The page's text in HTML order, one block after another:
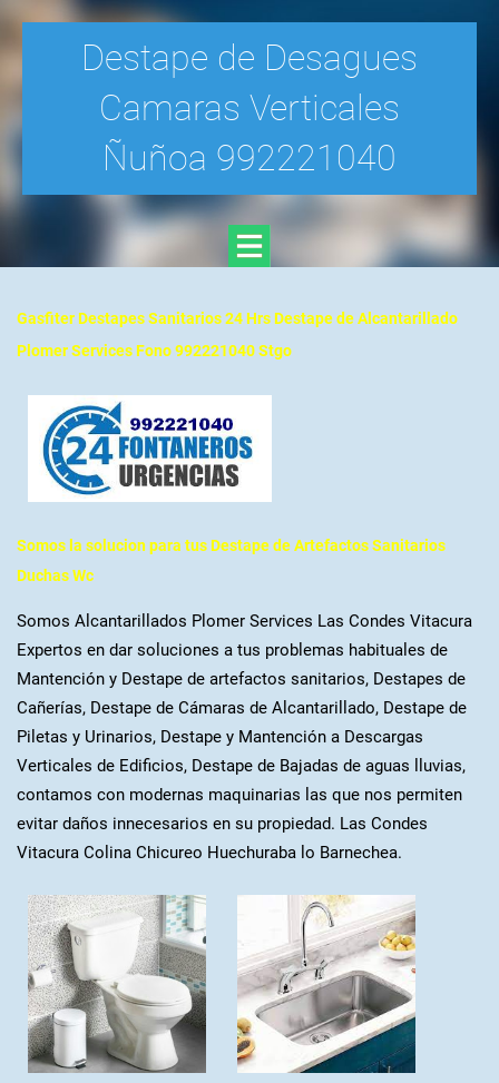
Destape de Desagues
Camaras Verticales
Ñuñoa 992221040
Gasfiter Destapes Sanitarios 24 Hrs Destape de Alcantarillado
Plomer Services Fono 992221040 Stgo
Somos la solucion para tus Destape de Artefactos Sanitarios
Duchas Wc
Somos Alcantarillados Plomer Services Las Condes Vitacura
Expertos en dar soluciones a tus problemas habituales de
Mantención y Destape de artefactos sanitarios, Destapes de
Cañerías, Destape de Cámaras de Alcantarillado, Destape de
Piletas y Urinarios, Destape y Mantención a Descargas
Verticales de Edificios, Destape de Bajadas de aguas lluvias,
contamos con modernas maquinarias las que nos permiten
evitar daños innecesarios en su propiedad. Las Condes
Vitacura Colina Chicureo Huechuraba lo Barnechea.